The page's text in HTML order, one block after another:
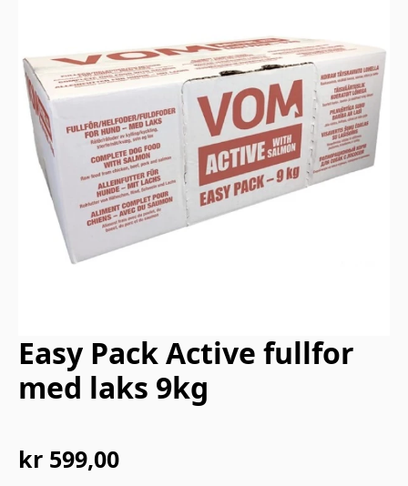
Easy Pack Active fullfor
med laks 9kg
kr 599,00